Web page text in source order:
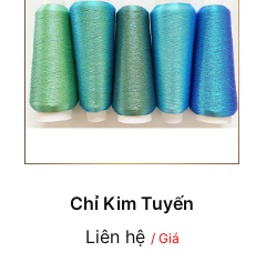
Chỉ Kim Tuyến
Liên hệ / Giá